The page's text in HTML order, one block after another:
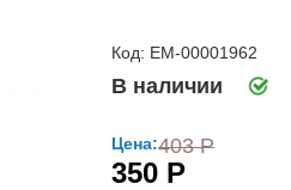
Код: ЕМ-00001962
В наличии
Цена:403 Р
350 Р